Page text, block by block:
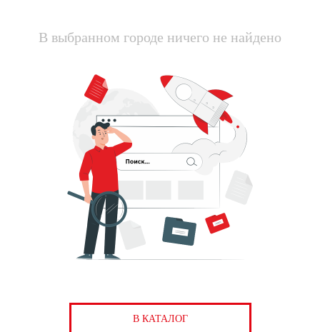
В выбранном городе ничего не найдено
В КАТАЛОГ